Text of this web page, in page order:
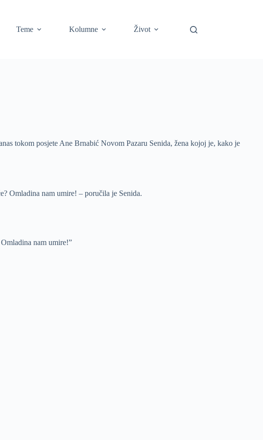
Teme Kolumne Život
tokom posjete Ane Brnabić Novom Pazaru Senida, žena kojoj je, kako je
Omladina nam umire! – poručila je Senida.
nam umire!”